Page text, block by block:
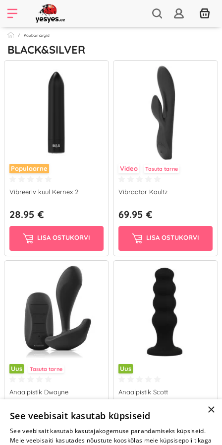
Kaubamärgid
BLACK&SILVER
Populaarne
Vibreeriv kuul Kernex 2
28.95 €
LISA OSTUKORVI
Video Tasuta tarne
Vibraator Kaultz
69.95 €
LISA OSTUKORVI
Uus Tasuta tarne
Anaalpistik Dwayne
54.95 €
LISA OSTUKORVI
Uus
Anaalpistik Scott
18.95 €
LISA OSTUKORVI
×
See veebisait kasutab küpsiseid
See veebisait kasutab kasutajakogemuse parandamiseks küpsiseid.
Meie veebisaiti kasutades nõustute kooskõlas meie küpsisepoliitikaga